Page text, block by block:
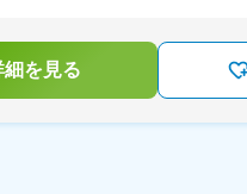
を見る